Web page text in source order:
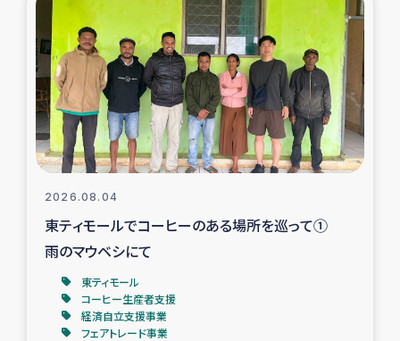
スリランカの南北女性をつなぐサリー・リサイクル・プロ
ジェクト
復興支援事業
民際教育事業
ガザ人道支援
令和6年能登半島地震 緊急支援
国内避難民への物資配付および教育支援
2026.08.04
東ティモールでコーヒーのある場所を巡って①
雨のマウベシにて
東ティモール
コーヒー生産者支援
経済自立支援事業
フェアトレード事業